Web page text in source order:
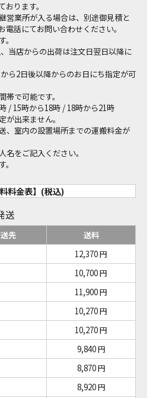
ります。
営業所が入る場合は、別途御見積と
電話にてお問い合わせください。
当店からの出荷は注文日翌日以降に
ら2日後以降からのお日にち指定が可
帯で可能です。
/ 15時から18時 / 18時から21時
が出来ません。
、室内の設置場所までの運搬料金が
名をご記入ください。
料料金表】(税込)
送
先
送料
12,370 円
10,700 円
11,900 円
10,270 円
10,270 円
9,840 円
8,870 円
8,920 円